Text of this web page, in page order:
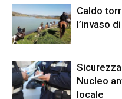
Caldo
l’invaso
Nucleo
locale